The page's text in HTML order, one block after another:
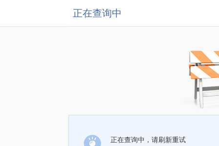
正在查询中
正在查询中，请刷新重试